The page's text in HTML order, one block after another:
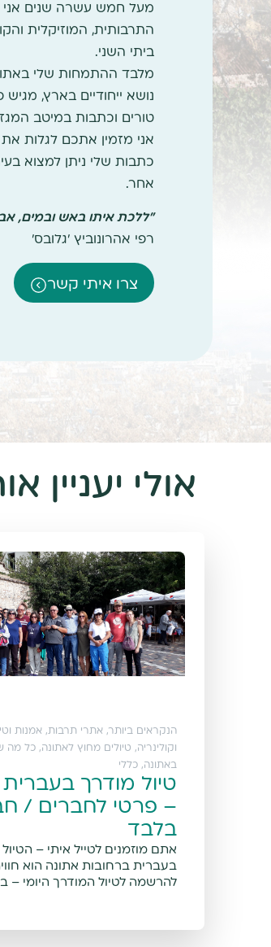
מעל חמש עשרה שנים אני
התרבותית, המוזיקלית
ביתי השני.
מלבד ההתמחות שלי באתונה
נושא ייחודיים בארץ, מגיש
טורים וכתבות במיטב
אני מזמין אתכם לגלות
אחר.
"ללכת איתו באש ובמים,
רפי אהרונוביץ 'גלובס'
צרו איתי קשר
אולי יעניין
הנקראים ביותר, אתרי תרבות, אמנות
וקולינריה, טיולים מחוץ לאתונה, כל מה
באתונה, כללי
טיול מודרך
– פרטי לחברים /
בלבד
אתם מוזמנים לטייל איתי –
בעברית ברחובות אתונה הוא
להרשמה לטיול המודרך היומי –